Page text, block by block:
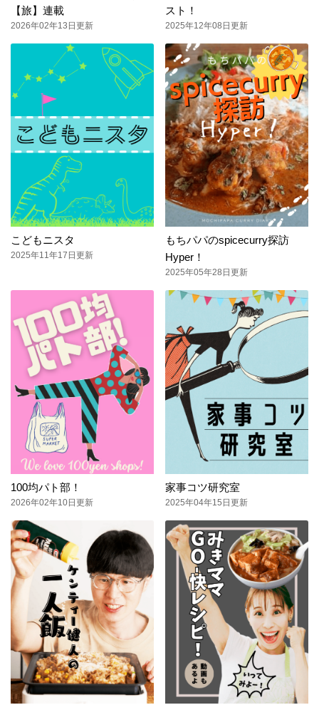
【旅】連載
2026年02年13日更新
スト！
2025年12年08日更新
こどもニスタ
2025年11年17日更新
もちパパのspicecurry探訪
Hyper！
2025年05年28日更新
100均パト部！
2026年02年10日更新
家事コツ研究室
2025年04年15日更新